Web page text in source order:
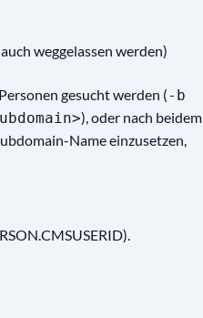
weggelassen werden)
gesucht werden (-b
), oder nach beidem
Name einzusetzen,